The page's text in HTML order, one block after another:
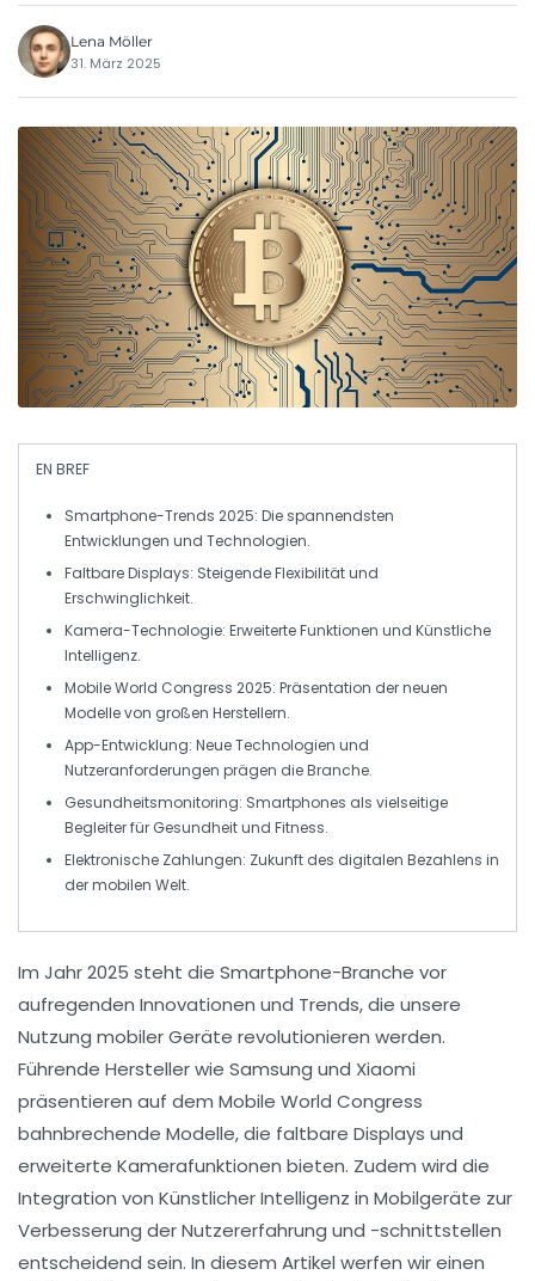
Lena Möller
31. März 2025
EN BREF
Smartphone-Trends 2025: Die spannendsten
Entwicklungen und Technologien.
Faltbare Displays: Steigende Flexibilität und
Erschwinglichkeit.
Kamera-Technologie: Erweiterte Funktionen und Künstliche
Intelligenz.
Mobile World Congress 2025: Präsentation der neuen
Modelle von großen Herstellern.
App-Entwicklung: Neue Technologien und
Nutzeranforderungen prägen die Branche.
Gesundheitsmonitoring: Smartphones als vielseitige
Begleiter für Gesundheit und Fitness.
Elektronische Zahlungen: Zukunft des digitalen Bezahlens in
der mobilen Welt.
Im Jahr 2025 steht die Smartphone-Branche vor
aufregenden Innovationen und Trends, die unsere
Nutzung mobiler Geräte revolutionieren werden.
Führende Hersteller wie Samsung und Xiaomi
präsentieren auf dem Mobile World Congress
bahnbrechende Modelle, die faltbare Displays und
erweiterte Kamerafunktionen bieten. Zudem wird die
Integration von Künstlicher Intelligenz in Mobilgeräte zur
Verbesserung der Nutzererfahrung und -schnittstellen
entscheidend sein. In diesem Artikel werfen wir einen